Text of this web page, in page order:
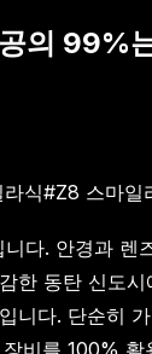
의 99%
식#Z8 스마일
다. 안경과
한 동탄 신도
니다. 단순히
비를 100% 활